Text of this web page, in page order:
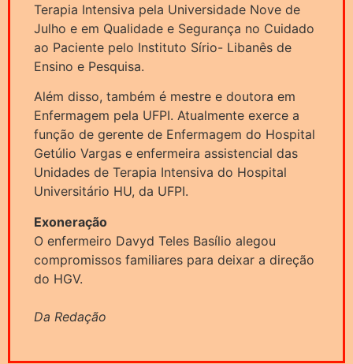
Terapia Intensiva pela Universidade Nove de
Julho e em Qualidade e Segurança no Cuidado
ao Paciente pelo Instituto Sírio- Libanês de
Ensino e Pesquisa.
Além disso, também é mestre e doutora em
Enfermagem pela UFPI. Atualmente exerce a
função de gerente de Enfermagem do Hospital
Getúlio Vargas e enfermeira assistencial das
Unidades de Terapia Intensiva do Hospital
Universitário HU, da UFPI.
Exoneração
O enfermeiro Davyd Teles Basílio alegou
compromissos familiares para deixar a direção
do HGV.
Da Redação